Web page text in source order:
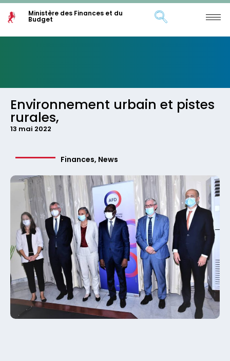
Ministère des Finances et du
Budget
Environnement urbain et pistes
rurales,
13 mai 2022
Finances, News